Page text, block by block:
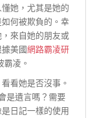
她，尤其是她的
何被欺負的。幸
來自她的朋友或
美國網路霸凌研
凌。
看她是否沒事。
是遺言嗎？需要
日記一樣的使用